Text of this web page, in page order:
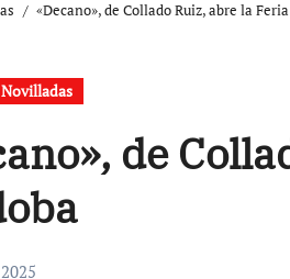
«Decano», de Collado Ruiz, abre la
Novilladas
de